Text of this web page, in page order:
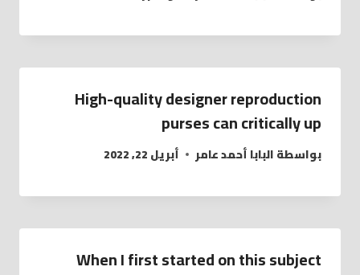
High-quality designer reproduction
purses can critically up
بواسطةالبابا أحمد عامر أبريل 22, 2022
When I first started on this subject